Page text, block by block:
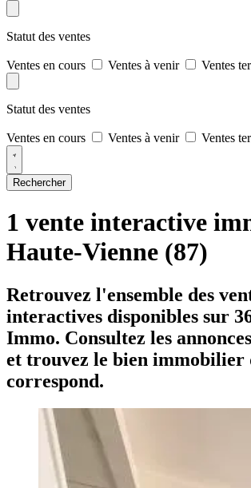
Statut des ventes
Ventes en cours Ventes à venir Ventes
Statut des ventes
Ventes en cours Ventes à venir Ventes
Rechercher
1 vente interactive
Haute-Vienne (87)
Retrouvez l'ensemble des
interactives disponibles sur
Immo. Consultez les
et trouvez le bien immobilier
correspond.